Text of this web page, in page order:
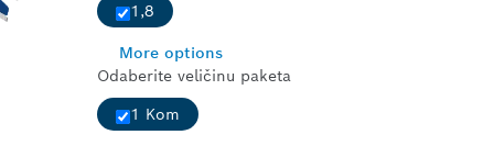
1,8
More options
Odaberite veličinu paketa
1 Kom